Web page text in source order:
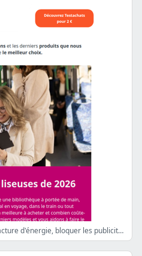
La meilleure liseuse, réduire sa facture d'énergie, bloquer les publicités sur Internet, tarif fixe ou variable?